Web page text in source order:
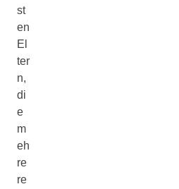
st
en
El
ter
n,
di
e
m
eh
re
re